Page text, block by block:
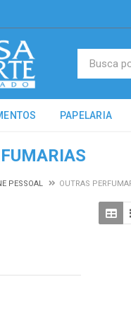
PAPELARIA
PESSOAL OUTRAS